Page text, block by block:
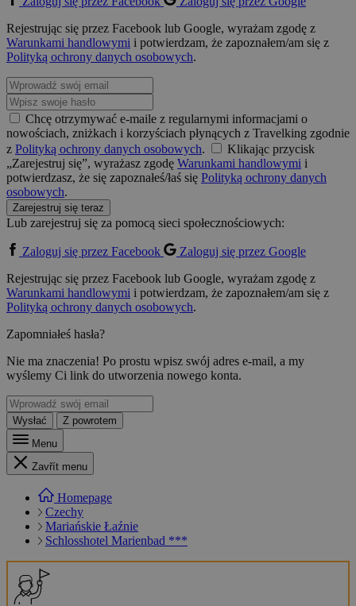
Rejestrując się przez Facebook lub Google, wyrażam zgodę z
Warunkami handlowymi i potwierdzam, że zapoznałem/am się z
Polityką ochrony danych osobowych.
Chcę otrzymywać e-maile z regularnymi informacjami o
nowościach, zniżkach i korzyściach płynących z Travelking zgodnie
z Polityką ochrony danych osobowych.
Klikając przycisk
„Zarejestruj się”, wyrażasz zgodę Warunkami handlowymi i
potwierdzasz, że się zapoznałeś/łaś się Polityką ochrony danych
osobowych.
Zarejestruj się teraz
Lub zarejestruj się za pomocą sieci społecznościowych:
Zaloguj się przez Facebook
Zaloguj się przez Google
Rejestrując się przez Facebook lub Google, wyrażam zgodę z
Warunkami handlowymi i potwierdzam, że zapoznałem/am się z
Polityką ochrony danych osobowych.
Zapomniałeś hasła?
Nie ma znaczenia! Po prostu wpisz swój adres e-mail, a my
wyślemy Ci link do utworzenia nowego konta.
Wysłać
Z powrotem
Menu
Zavřít menu
Homepage
Czechy
Mariańskie Łaźnie
Schlosshotel Marienbad ***